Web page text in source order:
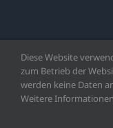
Copyright 2023 |
Diese Website
zum Betrieb der
werden keine Daten
Weitere